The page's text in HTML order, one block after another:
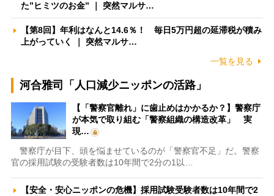
た”ヒミツのお金” ｜ 突然マルサ…
【第8回】年利はなんと14.6％！ 毎日5万円超の延滞税が積み
上がっていく ｜ 突然マルサ…
一覧を見る
河合雅司「人口減少ニッポンの活路」
【「警察官離れ」に歯止めはかかるか？】警察庁
が本気で取り組む「警察組織の構造改革」 実
現…
警察庁が目下、頭を悩ませているのが「警察官不足」だ。警察
官の採用試験の受験者数は10年間で2分の1以…
【安全・安心ニッポンの危機】採用試験受験者数は10年間で2